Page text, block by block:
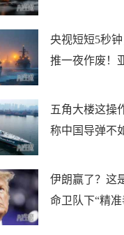
央视短短5秒
推一夜作废！
五角大楼这操
称中国导弹不
伊朗赢了？这
命卫队下“精准